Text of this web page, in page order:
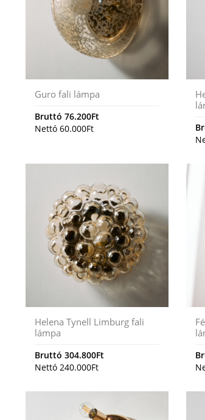
Guro fali lámpa
Bruttó 76.200Ft
Nettó 60.000Ft
Helena Tynell Limburg fali
lámpa
Bruttó 304.800Ft
Nettó 240.000Ft